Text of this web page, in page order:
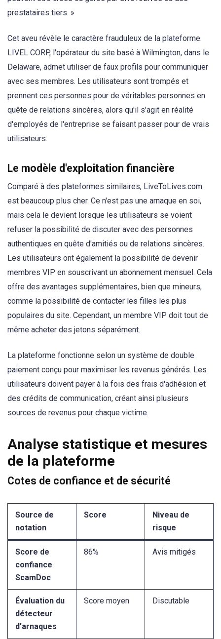
prestataires tiers. »
Cet aveu révèle le caractère frauduleux de la plateforme.
LIVEL CORP, l'opérateur du site basé à Wilmington, dans le
Delaware, admet utiliser de faux profils pour communiquer
avec ses membres. Les utilisateurs sont trompés et
prennent ces personnes pour de véritables personnes en
quête de relations sincères, alors qu'il s'agit en réalité
d'employés de l'entreprise se faisant passer pour de vrais
utilisateurs.
Le modèle d'exploitation financière
Comparé à des plateformes similaires, LiveToLives.com
est beaucoup plus cher. Ce n'est pas une arnaque en soi,
mais cela le devient lorsque les utilisateurs se voient
refuser la possibilité de discuter avec des personnes
authentiques en quête d'amitiés ou de relations sincères.
Les utilisateurs ont également la possibilité de devenir
membres VIP en souscrivant un abonnement mensuel. Cela
offre des avantages supplémentaires, bien que mineurs,
comme la possibilité de contacter les filles les plus
populaires du site. Cependant, un membre VIP doit tout de
même acheter des jetons séparément.
La plateforme fonctionne selon un système de double
paiement conçu pour maximiser les revenus générés. Les
utilisateurs doivent payer à la fois des frais d'adhésion et
des crédits de communication, créant ainsi plusieurs
sources de revenus pour chaque victime.
Analyse statistique et mesures
de la plateforme
Cotes de confiance et de sécurité
Source de
notation
Score
Niveau de
risque
Score de
confiance
ScamDoc
86% Avis mitigés
Évaluation du
détecteur
d'arnaques
Score moyen Discutable